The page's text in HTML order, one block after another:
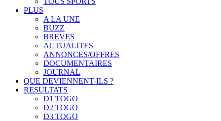
PLUS
A LA UNE
BUZZ
BREVES
ACTUALITES
ANNONCES/OFFRES
DOCUMENTAIRES
JOURNAL
QUE DEVIENNENT-ILS ?
RESULTATS
D1 TOGO
D2 TOGO
D3 TOGO